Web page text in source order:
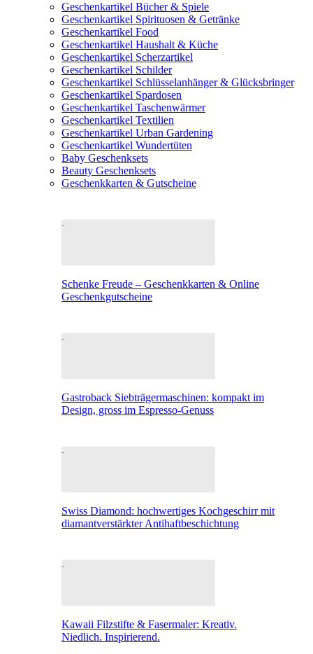
Geschenkartikel Bücher & Spiele
Geschenkartikel Spirituosen & Getränke
Geschenkartikel Food
Geschenkartikel Haushalt & Küche
Geschenkartikel Scherzartikel
Geschenkartikel Schilder
Geschenkartikel Schlüsselanhänger & Glücksbringer
Geschenkartikel Spardosen
Geschenkartikel Taschenwärmer
Geschenkartikel Textilien
Geschenkartikel Urban Gardening
Geschenkartikel Wundertüten
Baby Geschenksets
Beauty Geschenksets
Geschenkkarten & Gutscheine
Schenke Freude – Geschenkkarten & Online
Geschenkgutscheine
Gastroback Siebträgermaschinen: kompakt im
Design, gross im Espresso-Genuss
Swiss Diamond: hochwertiges Kochgeschirr mit
diamantverstärkter Antihaftbeschichtung
Kawaii Filzstifte & Fasermaler: Kreativ.
Niedlich. Inspirierend.